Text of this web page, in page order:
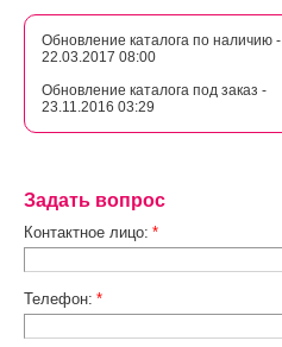
Обновление каталога по наличию -
22.03.2017 08:00
Обновление каталога под заказ -
23.11.2016 03:29
Задать вопрос
Контактное лицо: *
Телефон: *